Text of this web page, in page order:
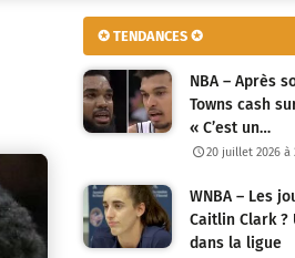
✪ TENDANCES ✪
NBA – Après
Towns cash
« C’est un…
20 juillet 2026 à
WNBA – Les
Caitlin Clark
dans la ligue